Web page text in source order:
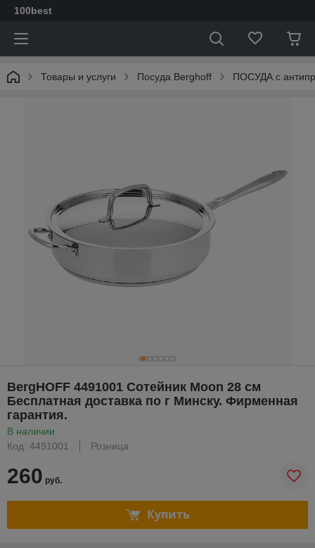
100best
Товары и услуги Посуда Berghoff ПОСУДА с
BergHOFF 4491001 Cотейник Moon 28 см
Бесплатная доставка по г Минску. Фирменная
гарантия.
В наличии
Код: 4491001
Розница
260 руб.
Купить